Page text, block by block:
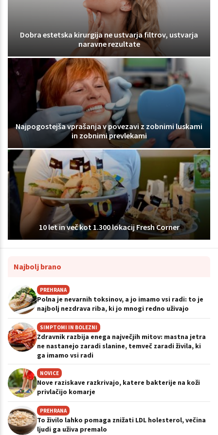
Dobra estetska kirurgija ne ustvarja filtrov, ustvarja
naravne rezultate
Najpogostejša vprašanja v povezavi z zobnimi luskami
in zobnimi prevlekami
10 let in več kot 1.300 lokacij Fresh Corner
Najbolj brano
PREHRANA
Polna je nevarnih toksinov, a jo imamo vsi radi: to je
najbolj nezdrava riba, ki jo mnogi redno uživajo
SIMPTOMI IN BOLEZNI
Zdravnik razbija enega največjih mitov: mastna jetra
ne nastanejo zaradi slanine, temveč zaradi živila, ki
ga imamo vsi radi
NOVICE
Nove raziskave razkrivajo, katere bakterije na koži
privlačijo komarje
PREHRANA
To živilo lahko pomaga znižati LDL holesterol, večina
ljudi ga uživa premalo